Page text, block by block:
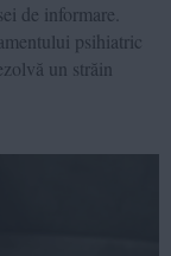
de informare.
psihiatric
un străin